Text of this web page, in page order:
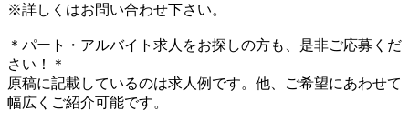
※詳しくはお問い合わせ下さい。
＊パート・アルバイト求人をお探しの方も、是非ご応募くだ
さい！＊
原稿に記載しているのは求人例です。他、ご希望にあわせて
幅広くご紹介可能です。